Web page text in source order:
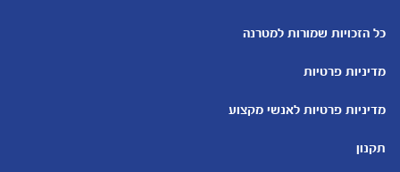
מחשבון ביוץ
מחשבון שמות
מחשבון צבע עיניים
כל הזכויות שמורות למטרנה
מדיניות פרטיות
מדיניות פרטיות לאנשי מקצוע
תקנון